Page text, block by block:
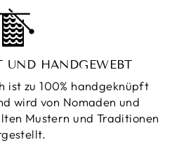
UND HANDGEWEBT
ist zu 100% handgeknüpft
wird von Nomaden und
Mustern und Traditionen